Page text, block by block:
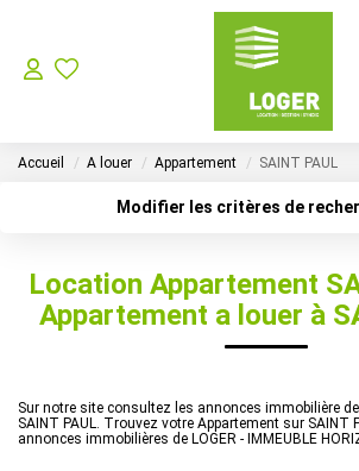
LOCATION
Choisir Son Syndic Sur L’ile De
VENTES
Accueil A louer Appartement SAINT PAUL
Modifier les critères de
Surface min Budget max
Location Appartement
Appartement a louer à
Sur notre site consultez les annonces immobilière
SAINT PAUL. Trouvez votre Appartement sur SAINT
annonces immobilières de LOGER - IMMEUBLE